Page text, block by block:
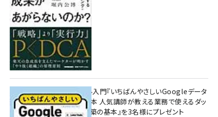
無料BIツール入門『いちばんやさしいGoogleデータ
ポータルの教本 人気講師が教える業務で使えるダッ
シュボード構築の基本』を3名様にプレゼント